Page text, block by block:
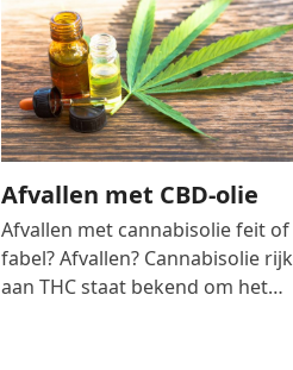
Afvallen met CBD-olie
Afvallen met cannabisolie feit of
fabel? Afvallen? Cannabisolie rijk
aan THC staat bekend om het…